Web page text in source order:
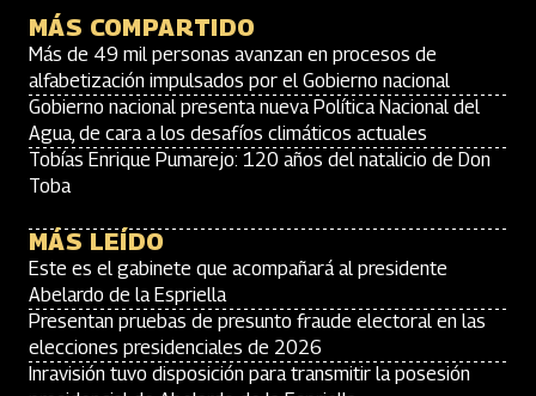
MÁS COMPARTIDO
Más de 49 mil personas avanzan en procesos de
alfabetización impulsados por el Gobierno nacional
Gobierno nacional presenta nueva Política Nacional del
Agua, de cara a los desafíos climáticos actuales
Tobías Enrique Pumarejo: 120 años del natalicio de Don
Toba
MÁS LEÍDO
Este es el gabinete que acompañará al presidente
Abelardo de la Espriella
Presentan pruebas de presunto fraude electoral en las
elecciones presidenciales de 2026
Inravisión tuvo disposición para transmitir la posesión